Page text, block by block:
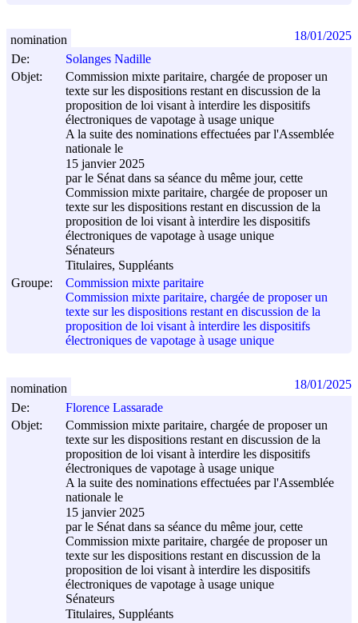
De:
Solanges Nadille
Objet:
Commission mixte paritaire, chargée de proposer un
texte sur les dispositions restant en discussion de la
proposition de loi visant à interdire les dispositifs
électroniques de vapotage à usage unique
A la suite des nominations effectuées par l'Assemblée
nationale le
15 janvier 2025
par le Sénat dans sa séance du même jour, cette
Commission mixte paritaire, chargée de proposer un
texte sur les dispositions restant en discussion de la
proposition de loi visant à interdire les dispositifs
électroniques de vapotage à usage unique
Sénateurs
Titulaires, Suppléants
Groupe:
Commission mixte paritaire
Commission mixte paritaire, chargée de proposer un
texte sur les dispositions restant en discussion de la
proposition de loi visant à interdire les dispositifs
électroniques de vapotage à usage unique
nomination 18/01/2025
De:
Florence Lassarade
Objet:
Commission mixte paritaire, chargée de proposer un
texte sur les dispositions restant en discussion de la
proposition de loi visant à interdire les dispositifs
électroniques de vapotage à usage unique
A la suite des nominations effectuées par l'Assemblée
nationale le
15 janvier 2025
par le Sénat dans sa séance du même jour, cette
Commission mixte paritaire, chargée de proposer un
texte sur les dispositions restant en discussion de la
proposition de loi visant à interdire les dispositifs
électroniques de vapotage à usage unique
Sénateurs
Titulaires, Suppléants
nomination 18/01/2025